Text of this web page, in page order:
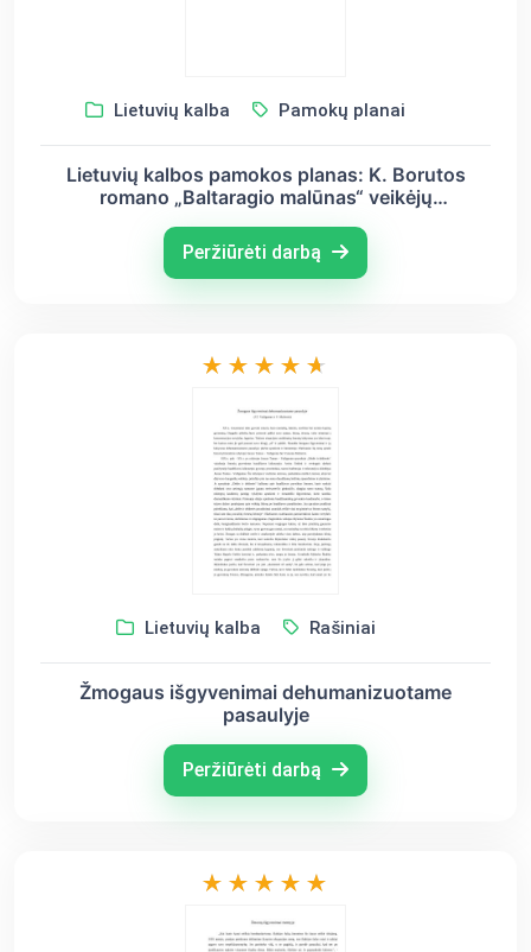
Lietuvių kalba Pamokų planai
Lietuvių kalbos pamokos planas: K. Borutos
romano „Baltaragio malūnas“ veikėjų
Peržiūrėti darbą
Lietuvių kalba Rašiniai
Žmogaus išgyvenimai dehumanizuotame
pasaulyje
Peržiūrėti darbą